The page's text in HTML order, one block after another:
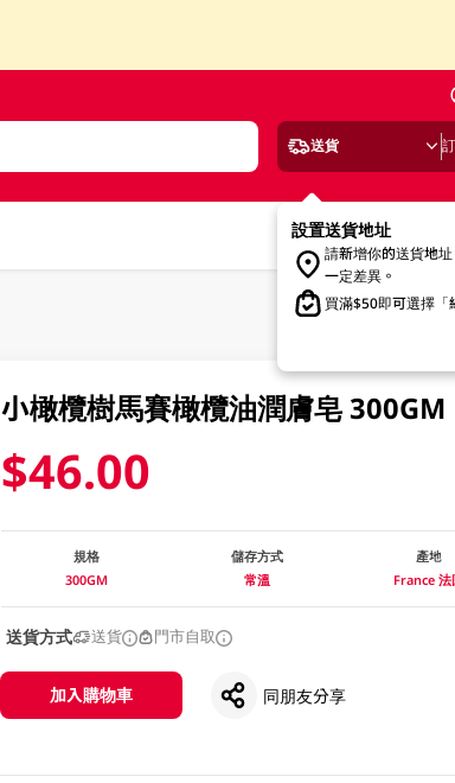
送貨
設置送貨地址
請新增你的送貨地
一定差異。
買滿$50即可選擇「
小橄欖樹馬賽橄欖油潤膚皂 300GM
$46.00
規格
300GM
儲存方式
常溫
產地
France 法
送貨方式 送貨 門市自取
加入購物車 同朋友分享